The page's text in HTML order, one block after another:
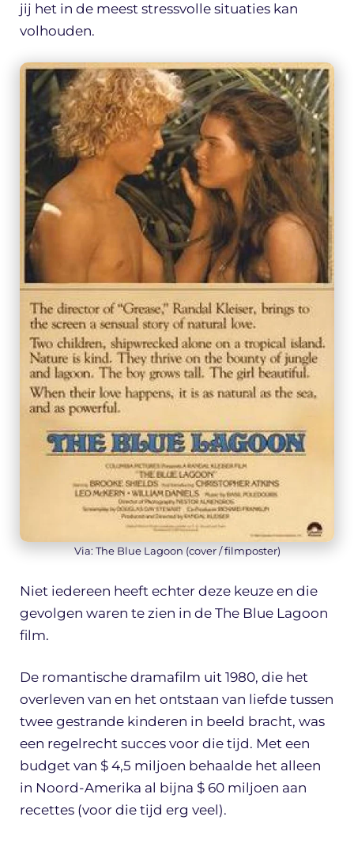
jij het in de meest stressvolle situaties kan
volhouden.
Via: The Blue Lagoon (cover / filmposter)
Niet iedereen heeft echter deze keuze en die
gevolgen waren te zien in de The Blue Lagoon
film.
De romantische dramafilm uit 1980, die het
overleven van en het ontstaan van liefde tussen
twee gestrande kinderen in beeld bracht, was
een regelrecht succes voor die tijd. Met een
budget van $ 4,5 miljoen behaalde het alleen
in Noord-Amerika al bijna $ 60 miljoen aan
recettes (voor die tijd erg veel).